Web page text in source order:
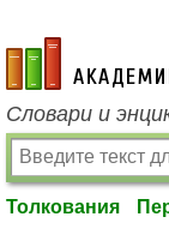
academic.ru
Словари и
Толкования